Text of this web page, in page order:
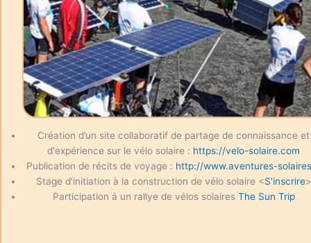
Création d’un site collaboratif de partage de connaissance et
d'expérience sur le vélo solaire : https://velo-solaire.com
Publication de récits de voyage : http://www.aventures-
Stage d'initiation à la construction de vélo solaire <S'inscrire>
Participation à un rallye de vélos solaires The Sun Trip